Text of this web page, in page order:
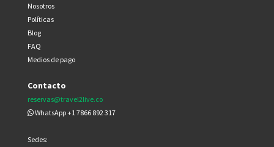
Nosotros
Políticas
Blog
FAQ
Medios de pago
Contacto
reservas@travel2live.co
WhatsApp +1 7866 892 317
Sedes: